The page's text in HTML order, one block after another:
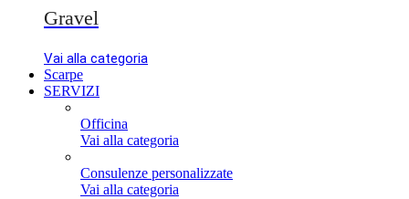
Gravel
Vai alla categoria
Scarpe
SERVIZI
Officina
Vai alla categoria
Consulenze personalizzate
Vai alla categoria